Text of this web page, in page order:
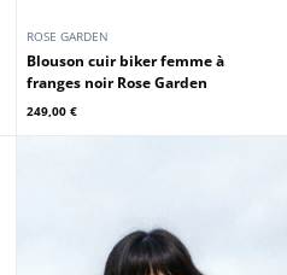
ROSE GARDEN
Blouson cuir biker femme à
franges noir Rose Garden
249,00 €